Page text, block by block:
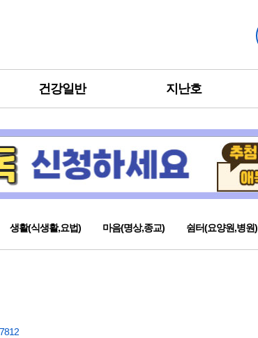
건강일반 지난호
생활(식생활,요법) 마음(명상,종교) 쉼터(요양원,병원)
7812